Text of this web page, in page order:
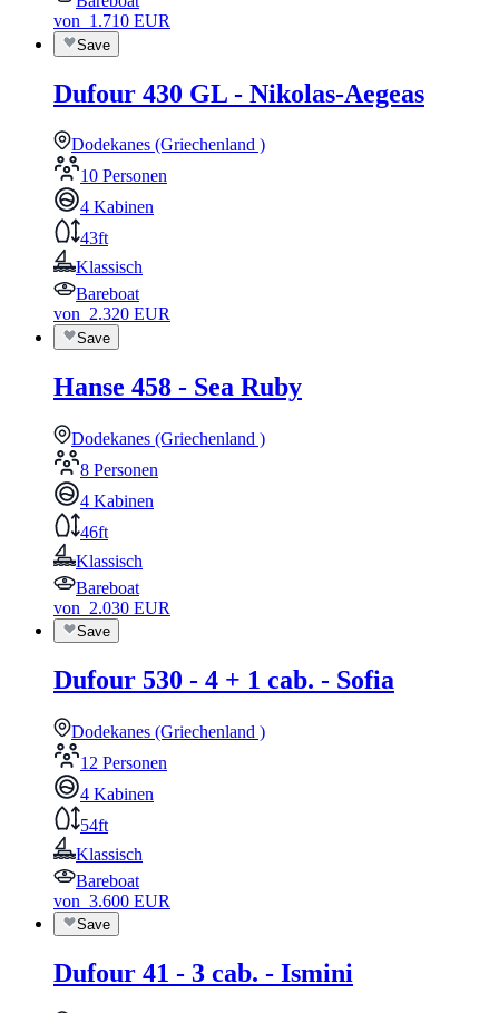
von 1.710 EUR
Save
Dufour 430 GL - Nikolas-Aegeas
Dodekanes (Griechenland )
10 Personen
4 Kabinen
43ft
Klassisch
Bareboat
von 2.320 EUR
Save
Hanse 458 - Sea Ruby
Dodekanes (Griechenland )
8 Personen
4 Kabinen
46ft
Klassisch
Bareboat
von 2.030 EUR
Save
Dufour 530 - 4 + 1 cab. - Sofia
Dodekanes (Griechenland )
12 Personen
4 Kabinen
54ft
Klassisch
Bareboat
von 3.600 EUR
Save
Dufour 41 - 3 cab. - Ismini